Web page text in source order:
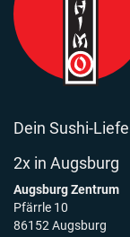
Dein Sushi-
2x in Augsburg
Augsburg Zentrum
Pfärrle 10
86152 Augsburg